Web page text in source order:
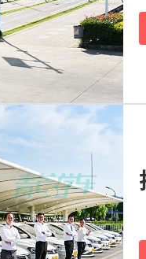
在2分
在23
在20
在3分